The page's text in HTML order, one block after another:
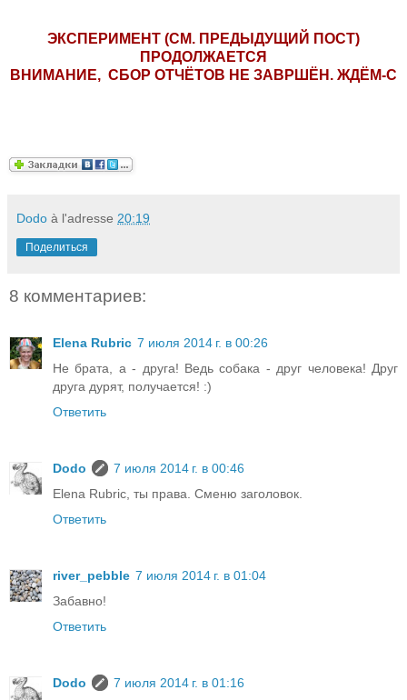
ЭКСПЕРИМЕНТ (СМ. ПРЕДЫДУЩИЙ ПОСТ)
ПРОДОЛЖАЕТСЯ
ВНИМАНИЕ, СБОР ОТЧЁТОВ НЕ ЗАВРШЁН. ЖДЁМ-С
Dodo à l'adresse 20:19
Поделиться
8 комментариев:
Elena Rubric 7 июля 2014 г. в 00:26
Не брата, а - друга! Ведь собака - друг человека! Друг
друга дурят, получается! :)
Ответить
Dodo
7 июля 2014 г. в 00:46
Elena Rubric, ты права. Сменю заголовок.
Ответить
river_pebble 7 июля 2014 г. в 01:04
Забавно!
Ответить
Dodo
7 июля 2014 г. в 01:16